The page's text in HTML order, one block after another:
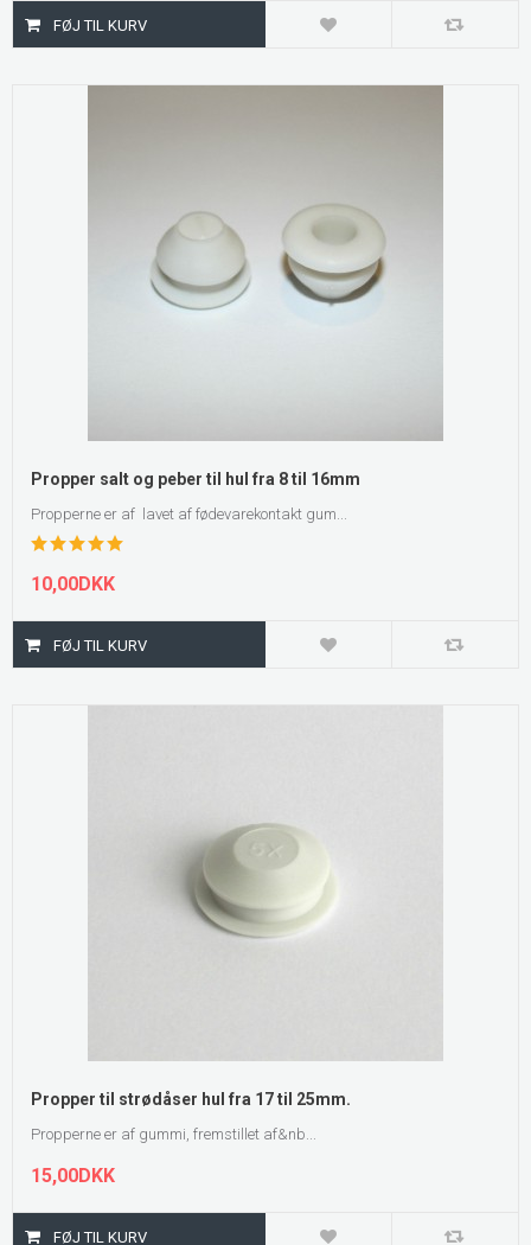
Propper salt og peber til hul fra 8 til 16mm
Propperne er af lavet af fødevarekontakt gum...
10,00DKK
Propper til strødåser hul fra 17 til 25mm.
Propperne er af gummi, fremstillet af&nb...
15,00DKK